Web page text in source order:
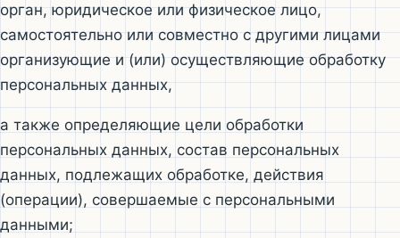
орган, юридическое или физическое лицо,
самостоятельно или совместно с другими лицами
организующие и (или) осуществляющие обработку
персональных данных,
а также определяющие цели обработки
персональных данных, состав персональных
данных, подлежащих обработке, действия
(операции), совершаемые с персональными
данными;